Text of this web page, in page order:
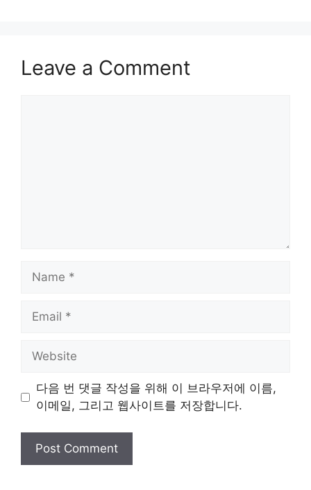
Leave a Comment
Name
Email
Website
다음 번 댓글 작성을 위해 이 브라우저에 이름,
이메일, 그리고 웹사이트를 저장합니다.